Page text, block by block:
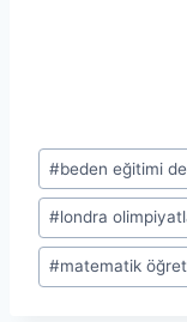
Post
Tags:
#beden eğitimi
#londra
#matematik